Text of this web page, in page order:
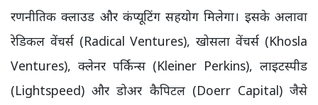
रणनीतिक क्लाउड और कंप्यूटिंग सहयोग मिलेगा। इसके अलावा
रेडिकल वेंचर्स (Radical Ventures), खोसला वेंचर्स (Khosla
Ventures), क्लेनर पर्किन्स (Kleiner Perkins), लाइटस्पीड
(Lightspeed) और डोअर कैपिटल (Doerr Capital) जैसे